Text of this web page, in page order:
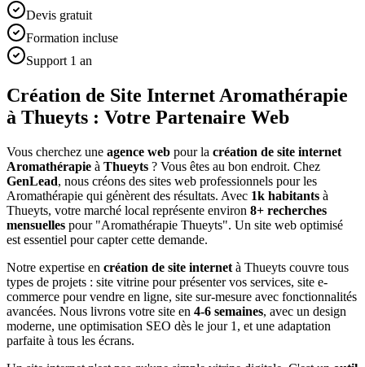
Devis gratuit
Formation incluse
Support 1 an
Création de Site Internet Aromathérapie
à Thueyts : Votre Partenaire Web
Vous cherchez une agence web pour la création de site internet
Aromathérapie à Thueyts ? Vous êtes au bon endroit. Chez
GenLead, nous créons des sites web professionnels pour les
Aromathérapie qui génèrent des résultats. Avec 1k habitants à
Thueyts, votre marché local représente environ 8+ recherches
mensuelles pour "Aromathérapie Thueyts". Un site web optimisé
est essentiel pour capter cette demande.
Notre expertise en création de site internet à Thueyts couvre tous
types de projets : site vitrine pour présenter vos services, site e-
commerce pour vendre en ligne, site sur-mesure avec fonctionnalités
avancées. Nous livrons votre site en 4-6 semaines, avec un design
moderne, une optimisation SEO dès le jour 1, et une adaptation
parfaite à tous les écrans.